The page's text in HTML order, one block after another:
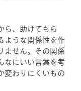
ら、助けてもら
ような関係性を作
ません。その関係
なにいい言葉を考
変わりにくいもの